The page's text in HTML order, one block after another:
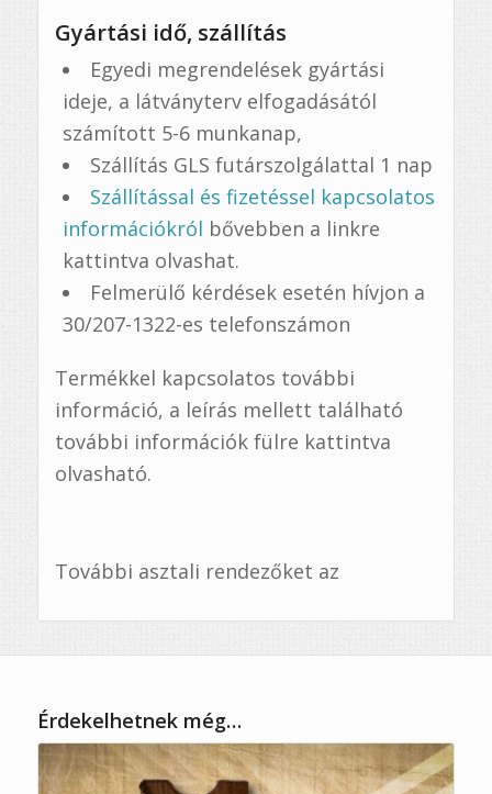
Gyártási idő, szállítás
Egyedi megrendelések gyártási
ideje, a látványterv elfogadásától
számított 5-6 munkanap,
Szállítás GLS futárszolgálattal 1 nap
Szállítással és fizetéssel kapcsolatos
információkról bővebben a linkre
kattintva olvashat.
Felmerülő kérdések esetén hívjon a
30/207-1322-es telefonszámon
Termékkel kapcsolatos további
információ, a leírás mellett található
további információk fülre kattintva
olvasható.
További asztali rendezőket az
Érdekelhetnek még…